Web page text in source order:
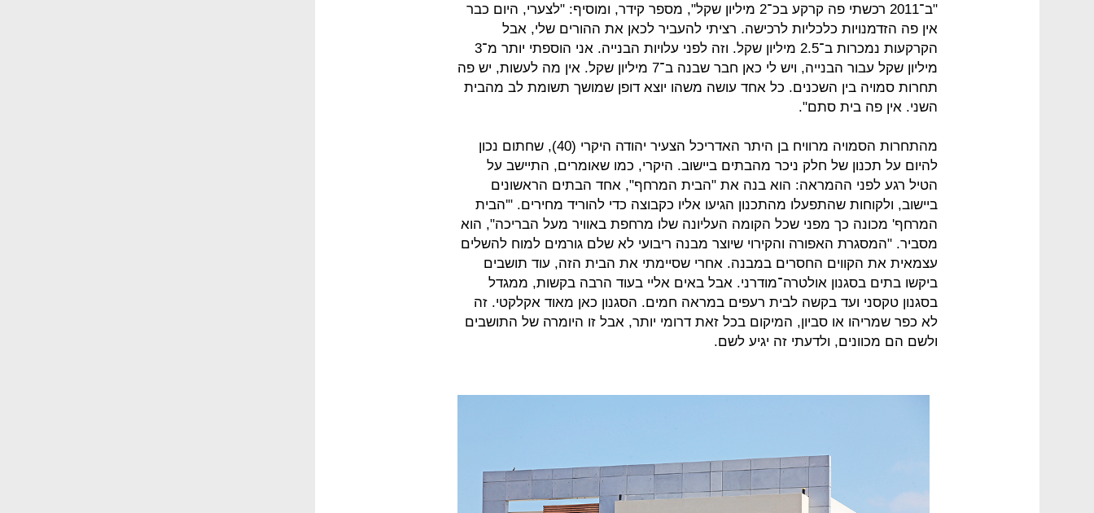
"ב־2011 רכשתי פה קרקע בכ־2 מיליון שקל", מספר קידר, ומוסיף: "לצערי, היום כבר
אין פה הזדמנויות כלכליות לרכישה. רציתי להעביר לכאן את ההורים שלי, אבל
הקרקעות נמכרות ב־2.5 מיליון שקל. וזה לפני עלויות הבנייה. אני הוספתי יותר מ־3
מיליון שקל עבור הבנייה, ויש לי כאן חבר שבנה ב־7 מיליון שקל. אין מה לעשות, יש פה
תחרות סמויה בין השכנים. כל אחד עושה משהו יוצא דופן שמושך תשומת לב מהבית
השני. אין פה בית סתם".
מהתחרות הסמויה מרוויח בן היתר האדריכל הצעיר יהודה היקרי (40), שחתום נכון
להיום על תכנון של חלק ניכר מהבתים ביישוב. היקרי, כמו שאומרים, התיישב על
הטיל רגע לפני ההמראה: הוא בנה את "הבית המרחף", אחד הבתים הראשונים
ביישוב, ולקוחות שהתפעלו מהתכנון הגיעו אליו כקבוצה כדי להוריד מחירים. "'הבית
המרחף' מכונה כך מפני שכל הקומה העליונה שלו מרחפת באוויר מעל הבריכה", הוא
מסביר. "המסגרת האפורה והקירוי שיוצר מבנה ריבועי לא שלם גורמים למוח להשלים
עצמאית את הקווים החסרים במבנה. אחרי שסיימתי את הבית הזה, עוד תושבים
ביקשו בתים בסגנון אולטרה־מודרני. אבל באים אליי בעוד הרבה בקשות, ממגדל
בסגנון טקסני ועד בקשה לבית רעפים במראה חמים. הסגנון כאן מאוד אקלקטי. זה
לא כפר שמריהו או סביון, המיקום בכל זאת דרומי יותר, אבל זו היומרה של התושבים
ולשם הם מכוונים, ולדעתי זה יגיע לשם.